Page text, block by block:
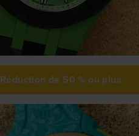
Réduction de 50 % ou plus